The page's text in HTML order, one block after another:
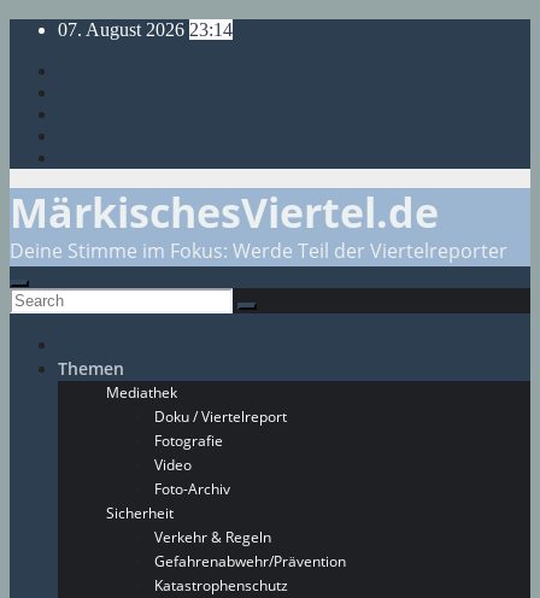
Skip
content
07. August 2026 23:14
MärkischesViertel.de
Deine Stimme im Fokus: Werde Teil der Viertelreporter
Themen
Mediathek
Doku / Viertelreport
Fotografie
Video
Foto-Archiv
Sicherheit
Verkehr & Regeln
Gefahrenabwehr/Prävention
Katastrophenschutz